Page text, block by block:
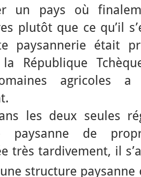
un pays où
plutôt que ce qu’il
paysannerie était
République
agricoles
les deux seules
paysanne de
très tardivement, il
structure paysanne